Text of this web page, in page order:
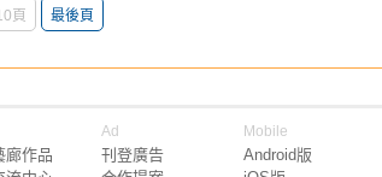
頁 最後頁
廊作品
Ad
刊登廣告
Mobile
Android版